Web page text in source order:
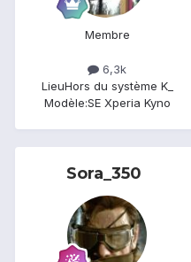
Membre
6,3k
LieuHors du système K_
Modèle:SE Xperia Kyno
Sora_350